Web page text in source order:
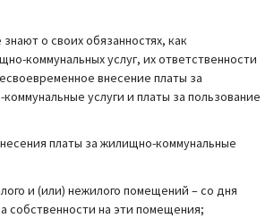
о своих обязанностях, как
коммунальных услуг, их ответственности
внесение платы за
услуги и платы за пользование
платы за жилищно-коммунальные
и (или) нежилого помещений – со дня
собственности на эти помещения;